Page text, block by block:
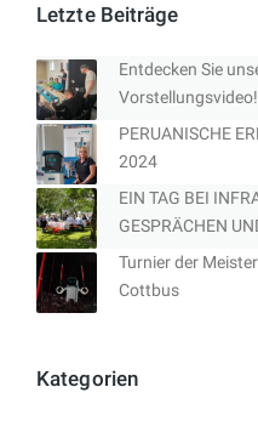
Letzte Beiträge
Entdecken Sie
Vorstellungsvideo!
PERUANISCHE
2024
EIN TAG BEI
GESPRÄCHEN
Turnier der
Cottbus
Kategorien